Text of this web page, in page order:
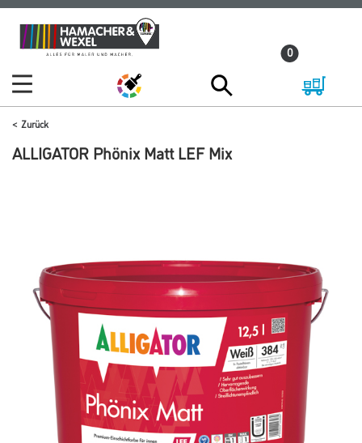
Zum
Inhalt
Zum
Navigationsmenü
0
Zurück
ALLIGATOR Phönix Matt LEF Mix